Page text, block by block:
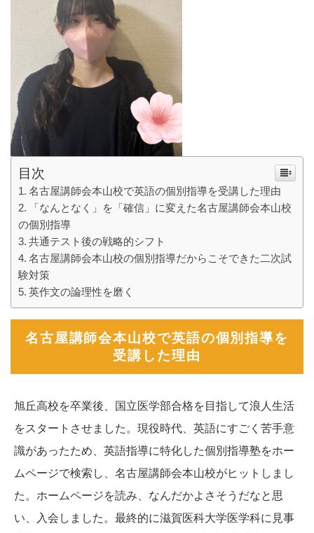
目次
名古屋講師会本山校で英語の個別指導を受講した理由
「なんとなく」を「確信」に変えた名古屋講師会本山校
の個別指導
共通テスト後の戦略的シフト
名古屋講師会本山校の個別指導だからこそできた二次試
験対策
英作文の論理性を磨く
名古屋講師会本山校で英語の個別指導を
受講した理由
旭丘高校を卒業後、国立医学部合格を目指して浪人生活
をスタートさせました。現役時代、英語にすごく苦手意
識があったため、英語指導に特化した個別指導塾をホー
ムページで検索し、名古屋講師会本山校がヒットしまし
た。ホームページを読み、なんだかよさそうだなと思
い、入会しました。最終的に滋賀医科大学医学科に見事